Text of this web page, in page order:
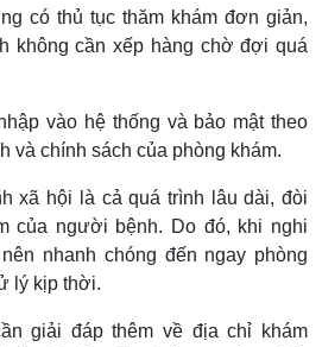
có thủ tục thăm khám đơn giản,
không cần xếp hàng chờ đợi quá
vào hệ thống và bảo mật theo
và chính sách của phòng khám.
xã hội là cả quá trình lâu dài, đòi
của người bệnh. Do đó, khi nghi
nhanh chóng đến ngay phòng
lý kịp thời.
giải đáp thêm về địa chỉ khám